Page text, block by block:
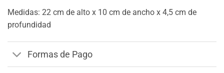
Medidas: 22 cm de alto x 10 cm de ancho x 4,5 cm de
profundidad
Formas de Pago